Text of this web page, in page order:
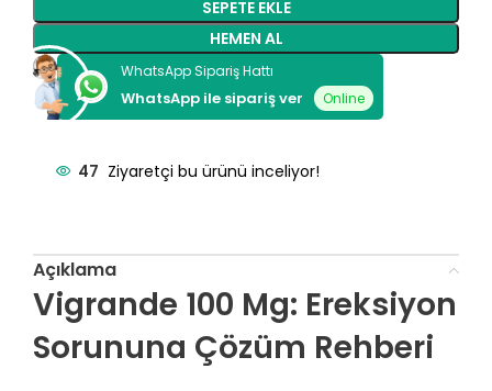
SEPETE EKLE
HEMEN AL
WhatsApp Sipariş Hattı
WhatsApp ile sipariş ver Online
47 Ziyaretçi bu ürünü inceliyor!
Açıklama
Vigrande 100 Mg: Ereksiyon
Sorununa Çözüm Rehberi